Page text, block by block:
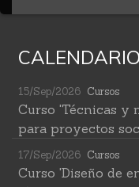
15/Sep/2026 Cursos
Curso 'Técnicas y
para proyectos
17/Sep/2026 Cursos
Curso 'Diseño de